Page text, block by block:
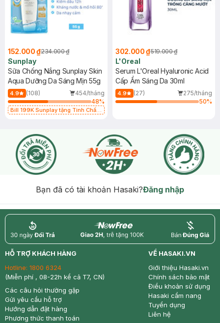
152.000 ₫234.000 ₫
Sunplay
Sữa Chống Nắng Sunplay Skin
Aqua Dưỡng Da Sáng Mịn 55g
4.9 (108)
454/tháng
48%
Bill 199K Sunplay tặng Tinh Chất
302.000 ₫519.000 ₫
L'Oreal
Serum L'Oreal Hyaluronic Acid
Cấp Ẩm Sáng Da 30ml
4.9 (27)
275/tháng
50%
Bạn đã có tài khoản Hasaki?Đăng nhập
return nowfree price
HỖ TRỢ KHÁCH HÀNG
Hotline: 1800 6324
(Miễn phí , 08-22h kể cả T7, CN)
Các câu hỏi thường gặp
Gửi yêu cầu hỗ trợ
Hướng dẫn đặt hàng
Phương thức thanh toán
VỀ HASAKI.VN
Giới thiệu Hasaki.vn
Chính sách bảo mật
Điều khoản sử dụng
Hasaki cẩm nang
Tuyển dụng
Liên hệ